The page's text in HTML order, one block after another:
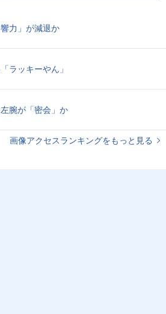
力」が減退か
ラッキーやん」
腕が「密会」か
画像アクセスランキングをもっと見る